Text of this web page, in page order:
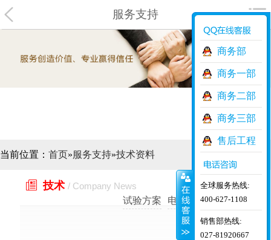
服务支持
当前位置： 首页»服务支持»技术资料
 技术 / Company News
试验方案
电气技术 试验项目
商务部
商务一部
商务二部
商务三部
售后工程
师
全球服务热线:
400-627-1108
销售部热线:
027-81920667